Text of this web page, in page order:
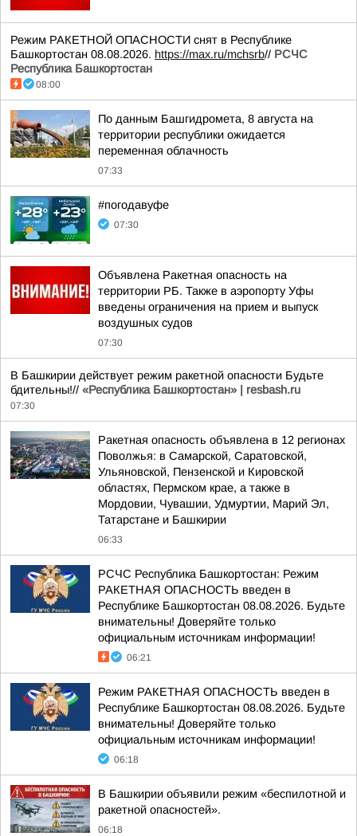
Режим РАКЕТНОЙ ОПАСНОСТИ снят в Республике
Башкортостан 08.08.2026. https://max.ru/mchsrb// РСЧС
Республика Башкортостан
08:00
По данным Башгидромета, 8 августа на
территории республики ожидается
переменная облачность
07:33
#погодавуфе
07:30
Объявлена Ракетная опасность на
территории РБ. Также в аэропорту Уфы
введены ограничения на прием и выпуск
воздушных судов
07:30
В Башкирии действует режим ракетной опасности Будьте
бдительны!// «Республика Башкортостан» | resbash.ru
07:30
Ракетная опасность объявлена в 12 регионах
Поволжья: в Самарской, Саратовской,
Ульяновской, Пензенской и Кировской
областях, Пермском крае, а также в
Мордовии, Чувашии, Удмуртии, Марий Эл,
Татарстане и Башкирии
06:33
РСЧС Республика Башкортостан: Режим
РАКЕТНАЯ ОПАСНОСТЬ введен в
Республике Башкортостан 08.08.2026. Будьте
внимательны! Доверяйте только
официальным источникам информации!
06:21
Режим РАКЕТНАЯ ОПАСНОСТЬ введен в
Республике Башкортостан 08.08.2026. Будьте
внимательны! Доверяйте только
официальным источникам информации!
06:18
В Башкирии объявили режим «беспилотной и
ракетной опасностей».
06:18